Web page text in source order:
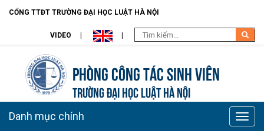
CỔNG TTĐT TRƯỜNG ĐẠI HỌC LUẬT HÀ NỘI
VIDEO
Phòng Công tác sinh viên
TRƯỜNG ĐẠI HỌC LUẬT HÀ NỘI
Toggle
Danh mục chính